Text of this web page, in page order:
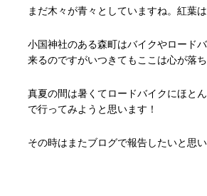
まだ木々が青々としていますね。紅葉
小国神社のある森町はバイクやロード
来るのですがいつきてもここは心が落ち
真夏の間は暑くてロードバイクにほと
で行ってみようと思います！
その時はまたブログで報告したいと思い